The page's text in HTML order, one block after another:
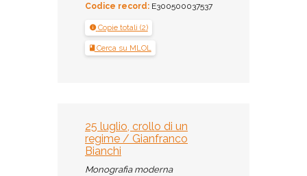
Codice record: E300500037537
Copie totali (2)
Cerca su MLOL
25 luglio, crollo di un
regime / Gianfranco
Bianchi
Monografia moderna